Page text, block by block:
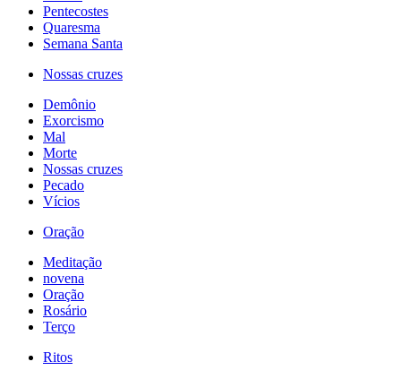
Pentecostes
Quaresma
Semana Santa
Nossas cruzes
Demônio
Exorcismo
Mal
Morte
Nossas cruzes
Pecado
Vícios
Oração
Meditação
novena
Oração
Rosário
Terço
Ritos